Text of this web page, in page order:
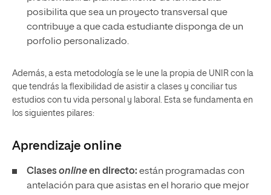
posibilita que sea un proyecto transversal que
contribuye a que cada estudiante disponga de un
porfolio personalizado.
Además, a esta metodología se le une la propia de UNIR con la
que tendrás la flexibilidad de asistir a clases y conciliar tus
estudios con tu vida personal y laboral. Esta se fundamenta en
los siguientes pilares:
Aprendizaje online
Clasesonlineen directo: están programadas con
antelación para que asistas en el horario que mejor